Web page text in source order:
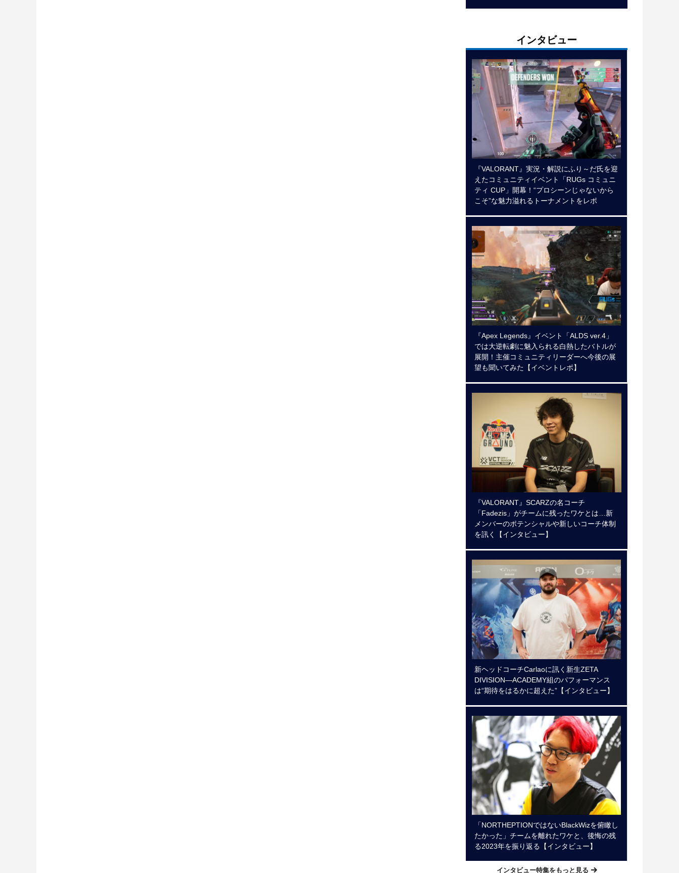
インタビュー
『VALORANT』実況・解説にふり～だ氏を迎
えたコミュニティイベント「RUGs コミュニ
ティ CUP」開幕！“プロシーンじゃないから
こそ”な魅力溢れるトーナメントをレポ
『Apex Legends』イベント「ALDS ver.4」
では大逆転劇に魅入られる白熱したバトルが
展開！主催コミュニティリーダーへ今後の展
望も聞いてみた【イベントレポ】
『VALORANT』SCARZの名コーチ
「Fadezis」がチームに残ったワケとは…新
メンバーのポテンシャルや新しいコーチ体制
を訊く【インタビュー】
新ヘッドコーチCarlaoに訊く新生ZETA
DIVISION―ACADEMY組のパフォーマンス
は“期待をはるかに超えた”【インタビュー】
「NORTHEPTIONではないBlackWizを俯瞰し
たかった」チームを離れたワケと、後悔の残
る2023年を振り返る【インタビュー】
インタビュー特集をもっと見る